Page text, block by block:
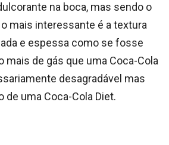
na boca, mas sendo o
mais interessante é a textura
e espessa como se fosse
mais de gás que uma Coca-Cola
desagradável mas
de uma Coca-Cola Diet.